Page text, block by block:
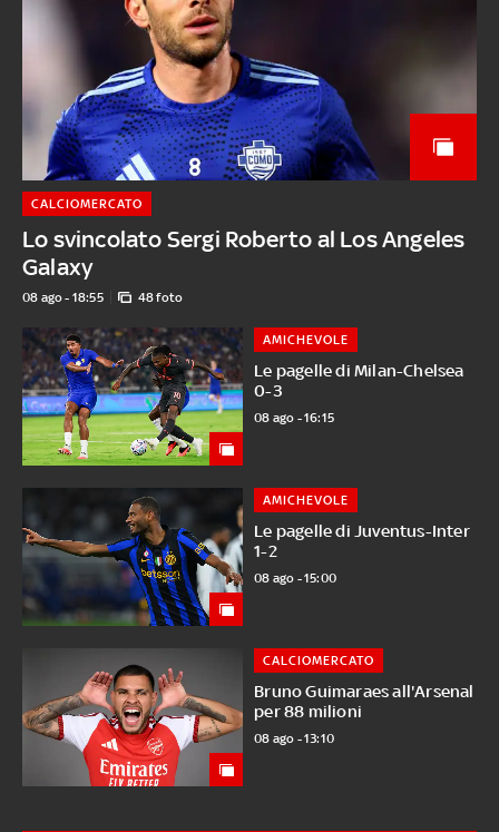
Lo svincolato Sergi Roberto al Los Angeles
Galaxy
CALCIOMERCATO
08 ago - 18:55 48 foto
Le pagelle di Milan-Chelsea
0-3
AMICHEVOLE
08 ago - 16:15
Le pagelle di Juventus-Inter
1-2
AMICHEVOLE
08 ago - 15:00
Bruno Guimaraes all'Arsenal
per 88 milioni
CALCIOMERCATO
08 ago - 13:10